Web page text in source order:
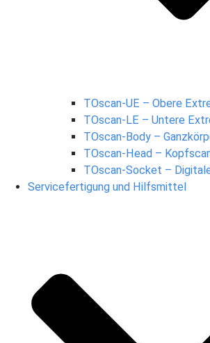
TOscan-UE – Obere
TOscan-LE – Untere
TOscan-Body –
TOscan-Head –
TOscan-Socket –
Servicefertigung und Hilfsmittel